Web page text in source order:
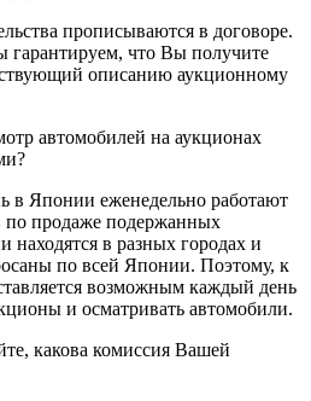
прописываются в договоре.
гарантируем, что Вы получите
описанию аукционному
автомобилей на аукционах
в Японии еженедельно работают
по продаже подержанных
находятся в разных городах и
по всей Японии. Поэтому, к
возможным каждый день
и осматривать автомобили.
какова комиссия Вашей